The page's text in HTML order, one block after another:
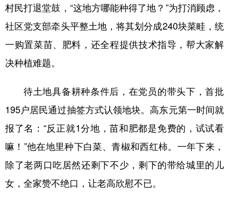
村民打退堂鼓，“这地方哪能种得了地？”为打消顾虑，
社区党支部牵头平整土地，将其划分成240块菜畦，统
一购置菜苗、肥料，还全程提供技术指导，帮大家解
决种植难题。
待土地具备耕种条件后，在党员的带头下，首批
195户居民通过抽签方式认领地块。高东元第一时间就
报了名：“反正就1分地，苗和肥都是免费的，试试看
嘛！”他在地里种下白菜、青椒和西红柿。一年下来，
除了老两口吃居然还剩下不少，剩下的带给城里的儿
女，全家赞不绝口，让老高欣慰不已。